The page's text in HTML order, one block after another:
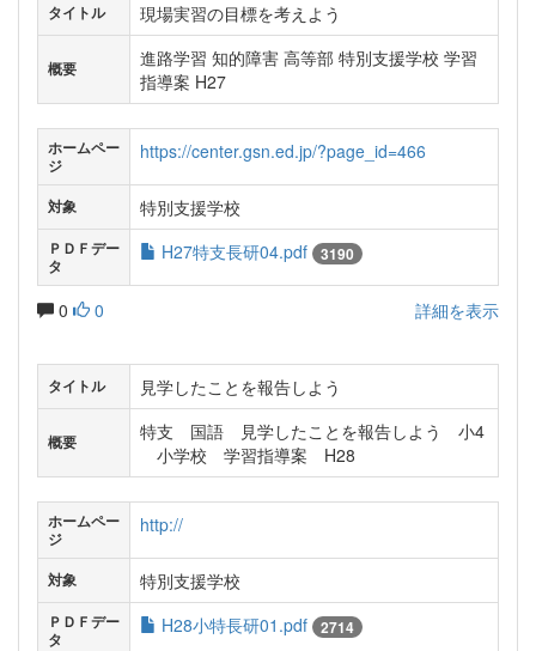
タイトル 現場実習の目標を考えよう
概要
進路学習 知的障害 高等部 特別支援学校 学習
指導案 H27
ホームペー
ジ
https://center.gsn.ed.jp/?page_id=466
対象 特別支援学校
ＰＤＦデー
タ
H27特支長研04.pdf 3190
0 0 詳細を表示
タイトル 見学したことを報告しよう
概要
特支 国語 見学したことを報告しよう 小4
小学校 学習指導案 H28
ホームペー
ジ
http://
対象 特別支援学校
ＰＤＦデー
タ
H28小特長研01.pdf 2714